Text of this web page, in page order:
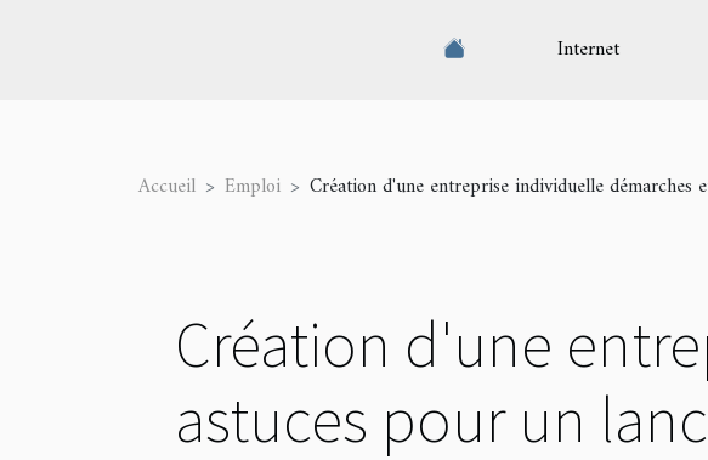
Internet
Accueil Emploi Création d'une entreprise individuelle démarches
Création d'une
astuces pour un